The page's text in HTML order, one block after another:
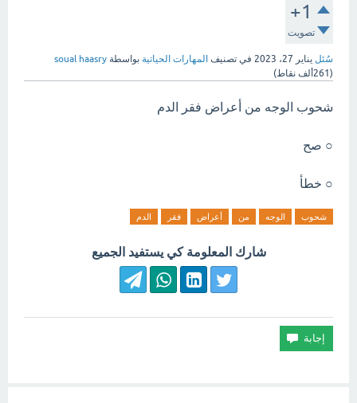
+1
تصويت
سُئل يناير 27، 2023 في تصنيف المهارات الحياتية بواسطة soual haasry
( 261ألف نقاط)
شحوب الوجه من أعراض فقر الدم
○ صح
○ خطأ
شحوب الوجه من أعراض فقر الدم
شارك المعلومة كي يستفيد الجميع